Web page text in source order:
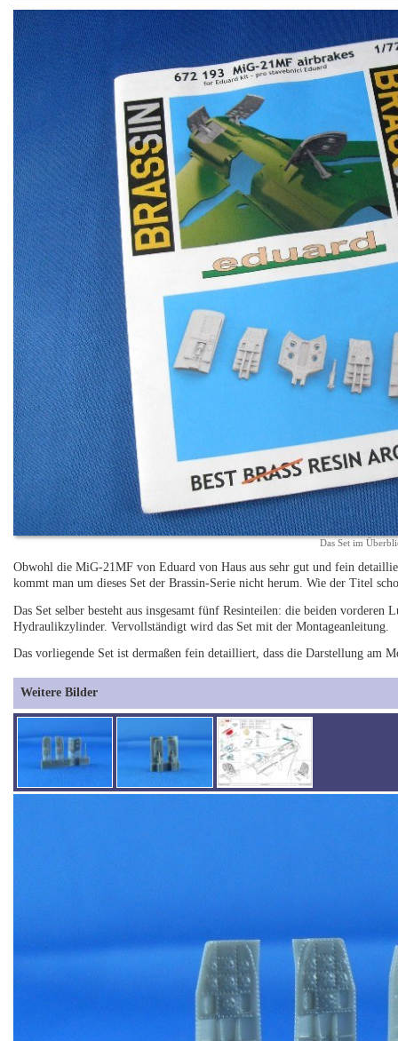
Das Set im
Obwohl die MiG-21MF von Eduard von Haus aus sehr gut und fein
kommt man um dieses Set der Brassin-Serie nicht herum. Wie der Titel
Das Set selber besteht aus insgesamt fünf Resinteilen: die beiden
Hydraulikzylinder. Vervollständigt wird das Set mit der Montageanleitung.
Das vorliegende Set ist dermaßen fein detailliert, dass die Darstellung am
Weitere Bilder